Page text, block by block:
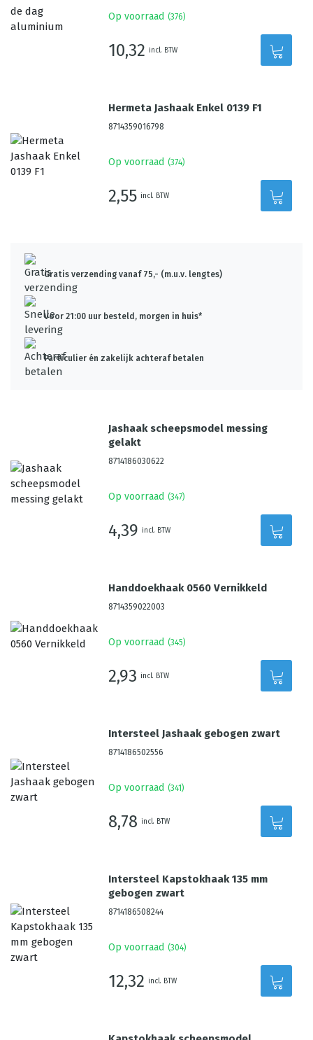
Op voorraad (376)
10,32 incl. BTW
Hermeta Jashaak Enkel 0139 F1
8714359016798
Op voorraad (374)
2,55 incl. BTW
Gratis verzending vanaf 75,- (m.u.v. lengtes)
Voor 21:00 uur besteld, morgen in huis*
Particulier én zakelijk achteraf betalen
Jashaak scheepsmodel messing
gelakt
8714186030622
Op voorraad (347)
4,39 incl. BTW
Handdoekhaak 0560 Vernikkeld
8714359022003
Op voorraad (345)
2,93 incl. BTW
Intersteel Jashaak gebogen zwart
8714186502556
Op voorraad (341 )
8,78 incl. BTW
Intersteel Kapstokhaak 135 mm
gebogen zwart
8714186508244
Op voorraad (304)
12,32 incl. BTW